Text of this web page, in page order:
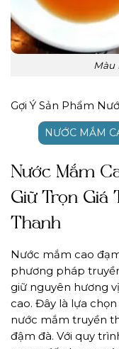
Màu
Gợi Ý Sản Phẩm
NƯỚC MẮM
Nước Mắm
Giữ Trọn Giá
Thanh
Nước mắm cao
phương pháp
giữ nguyên hương
cao. Đây là lựa
nước mắm truyền
đậm đà. Với quy